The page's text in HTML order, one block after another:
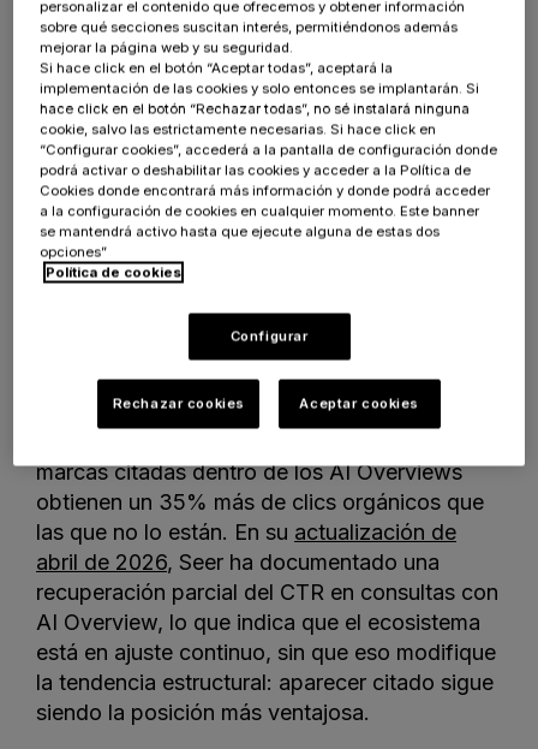
de 2025. Esta caída es especialmente
pronunciada en contenido de utilidad, que es
exactamente el tipo de consultas que los
resúmenes de IA responden sin que el usuario
tenga que salir del buscador.
En paralelo, el estudio de Seer Interactive
publicado en noviembre de 2025 (análisis de
3.119 consultas informacionales en 42
organizaciones,
September 2025 Update) midió que el CTR
orgánico cae un 61% en las consultas donde
aparece un resumen de IA (de un 1,76% a un
0,61%), incluso para resultados en primera
marcas citadas dentro de los AI Overviews
obtienen un 35% más de clics orgánicos que
las que no lo están. En su actualización de
abril de 2026, Seer ha documentado una
recuperación parcial del CTR en consultas con
AI Overview, lo que indica que el ecosistema
está en ajuste continuo, sin que eso modifique
la tendencia estructural: aparecer citado sigue
siendo la posición más ventajosa.
personalizar el contenido que ofrecemos y obtener información
sobre qué secciones suscitan interés, permitiéndonos además
mejorar la página web y su seguridad.
Si hace click en el botón “Aceptar todas”, aceptará la
implementación de las cookies y solo entonces se implantarán. Si
hace click en el botón “Rechazar todas”, no sé instalará ninguna
cookie, salvo las estrictamente necesarias. Si hace click en
“Configurar cookies”, accederá a la pantalla de configuración donde
podrá activar o deshabilitar las cookies y acceder a la Política de
Cookies donde encontrará más información y donde podrá acceder
a la configuración de cookies en cualquier momento. Este banner
se mantendrá activo hasta que ejecute alguna de estas dos
opciones”
Política de cookies
Configurar
Rechazar cookies Aceptar cookies